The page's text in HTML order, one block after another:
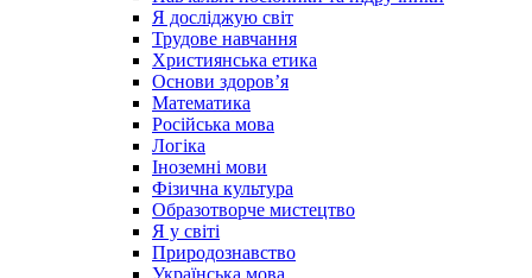
Я досліджую світ
Трудове навчання
Християнська етика
Основи здоров’я
Математика
Російська мова
Логіка
Іноземні мови
Фізична культура
Образотворче мистецтво
Я у світі
Природознавство
Українська мова